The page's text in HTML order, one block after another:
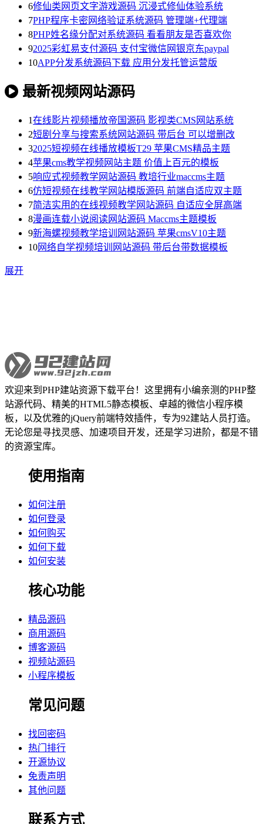
6修仙类网页文字游戏源码 沉浸式修仙体验系统
7PHP程序卡密网络验证系统源码 管理端+代理端
8PHP姓名缘分配对系统源码 看看朋友是否喜欢你
92025彩虹易支付源码 支付宝微信网银京东paypal
10APP分发系统源码下载 应用分发托管运营版
最新视频网站源码
1在线影片视频播放帝国源码 影视类CMS网站系统
2短剧分享与搜索系统网站源码 带后台 可以增删改
32025短视频在线播放模板T29 苹果CMS精品主题
4苹果cms教学视频网站主题 价值上百元的模板
5响应式视频教学网站源码 教培行业maccms主题
6仿短视频在线教学网站模版源码 前端自适应双主题
7简洁实用的在线视频教学网站源码 自适应全屏高端
8漫画连载小说阅读网站源码 Maccms主题模板
9新海螺视频教学培训网站源码 苹果cmsV10主题
10网络自学视频培训网站源码 带后台带数据模板
展开
欢迎来到PHP建站资源下载平台！这里拥有小编亲测的PHP整
站源代码、精美的HTML5静态模板、卓越的微信小程序模
板，以及优雅的jQuery前端特效插件，专为92建站人员打造。
无论您是寻找灵感、加速项目开发，还是学习进阶，都是不错
的资源宝库。
使用指南
如何注册
如何登录
如何购买
如何下载
如何安装
核心功能
精品源码
商用源码
博客源码
视频站源码
小程序模板
常见问题
找回密码
热门排行
开源协议
免责声明
其他问题
联系方式